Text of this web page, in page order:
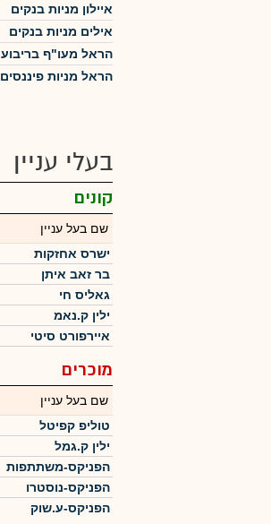
איילון מניות בנקים
אילים מניות בנקים
הראל מעו"ף בריבוע
הראל מניות פיננסים
בעלי עניין
קונים
שם בעל עניין
ישרס אחזקות
בר זאב איתן
גאליס חי
ילין ק.נאמ
איירפורט סיטי
מוכרים
שם בעל עניין
טוליפ קפיטל
ילין ק.גמל
הפניקס-משתתפות
הפניקס-נוסטרו
הפניקס-ע.שוק